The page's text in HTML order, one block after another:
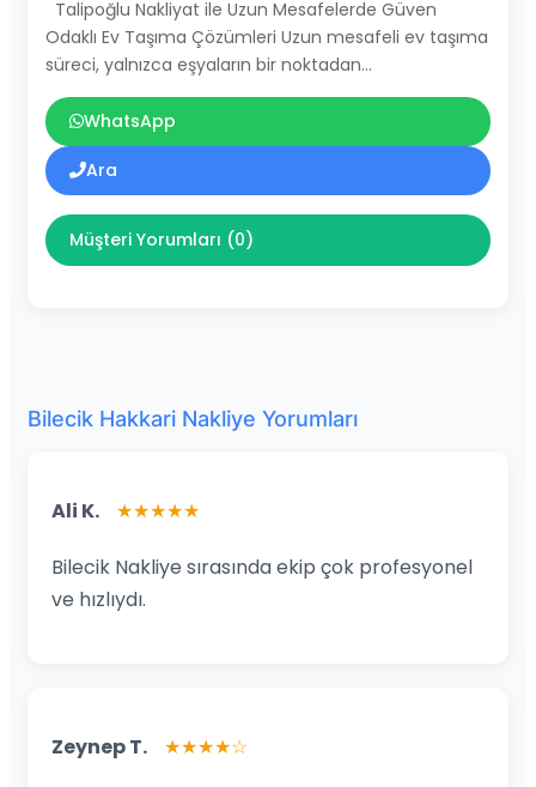
Talipoğlu Nakliyat ile Uzun Mesafelerde Güven
Odaklı Ev Taşıma Çözümleri Uzun mesafeli ev taşıma
süreci, yalnızca eşyaların bir noktadan…
WhatsApp
Ara
Müşteri Yorumları (0)
Bilecik Hakkari Nakliye Yorumları
Ali K. ★★★★★
Bilecik Nakliye sırasında ekip çok profesyonel
ve hızlıydı.
Zeynep T. ★★★★☆